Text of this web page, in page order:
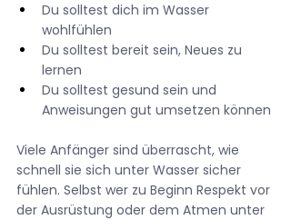
Du solltest dich im Wasser
wohlfühlen
Du solltest bereit sein, Neues zu
lernen
Du solltest gesund sein und
Anweisungen gut umsetzen können
Viele Anfänger sind überrascht, wie
schnell sie sich unter Wasser sicher
fühlen. Selbst wer zu Beginn Respekt vor
der Ausrüstung oder dem Atmen unter